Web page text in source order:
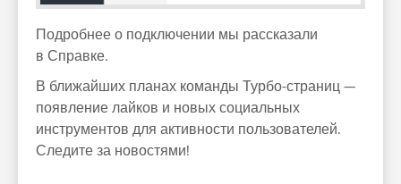
Подробнее о подключении мы рассказали
в Справке.
В ближайших планах команды Турбо-страниц —
появление лайков и новых социальных
инструментов для активности пользователей.
Следите за новостями!